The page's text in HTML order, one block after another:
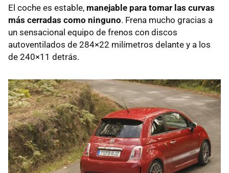
El coche es estable, manejable para tomar las curvas
más cerradas como ninguno. Frena mucho gracias a
un sensacional equipo de frenos con discos
autoventilados de 284×22 milímetros delante y a los
de 240×11 detrás.